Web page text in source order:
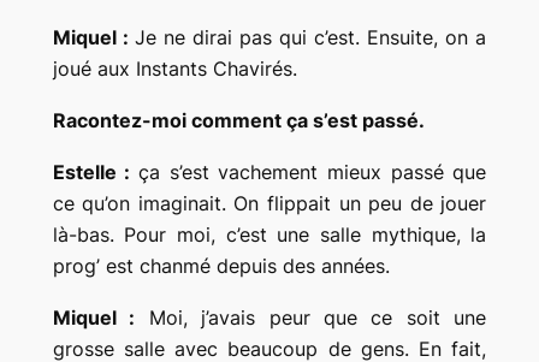
Miquel : Je ne dirai pas qui c’est. Ensuite, on a
joué aux Instants Chavirés.
Racontez-moi comment ça s’est passé.
Estelle :ça s’est vachement mieux passé que
ce qu’on imaginait. On flippait un peu de jouer
là-bas. Pour moi, c’est une salle mythique, la
prog’ est chanmé depuis des années.
Miquel : Moi, j’avais peur que ce soit une
grosse salle avec beaucoup de gens. En fait,